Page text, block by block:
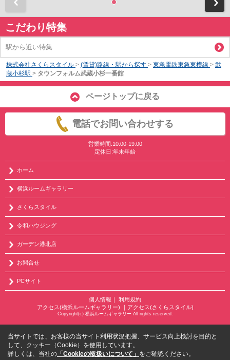
こだわり特集
駅から近い特集
株式会社さくらスタイル > (賃貸)路線・駅から探す > 東急電鉄東急東横線 > 武
蔵小杉駅 > タウンフォルム武蔵小杉一番館
ページトップに戻る
電話でお問い合わせする
営業時間:10:00-19:00
定休日:年末年始
ホーム
横浜ルームギャラリー
さくらスタイル
令和ハウジング
ガーデン港北店
お問合せ
PCサイト
個人情報
利用規約
アクセス(横浜ルームギャラリー)
アクセス(さくらスタイル)
Copyright(c) 横浜ルームギャラリー All rights reserved.
当サイトでは、お客様の当サイト利用状況把握、サービス向上検討を目的と
して、クッキー（Cookie）を使用しています。
詳しくは、当社の 「Cookieの取扱いについて」 をご確認ください。